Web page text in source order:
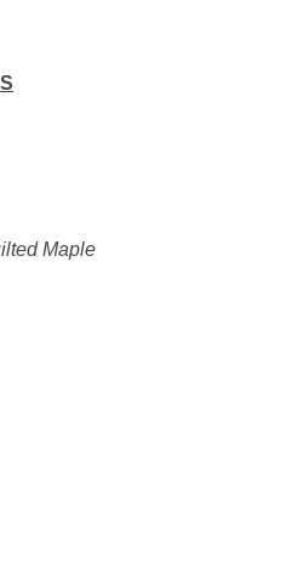
Maple